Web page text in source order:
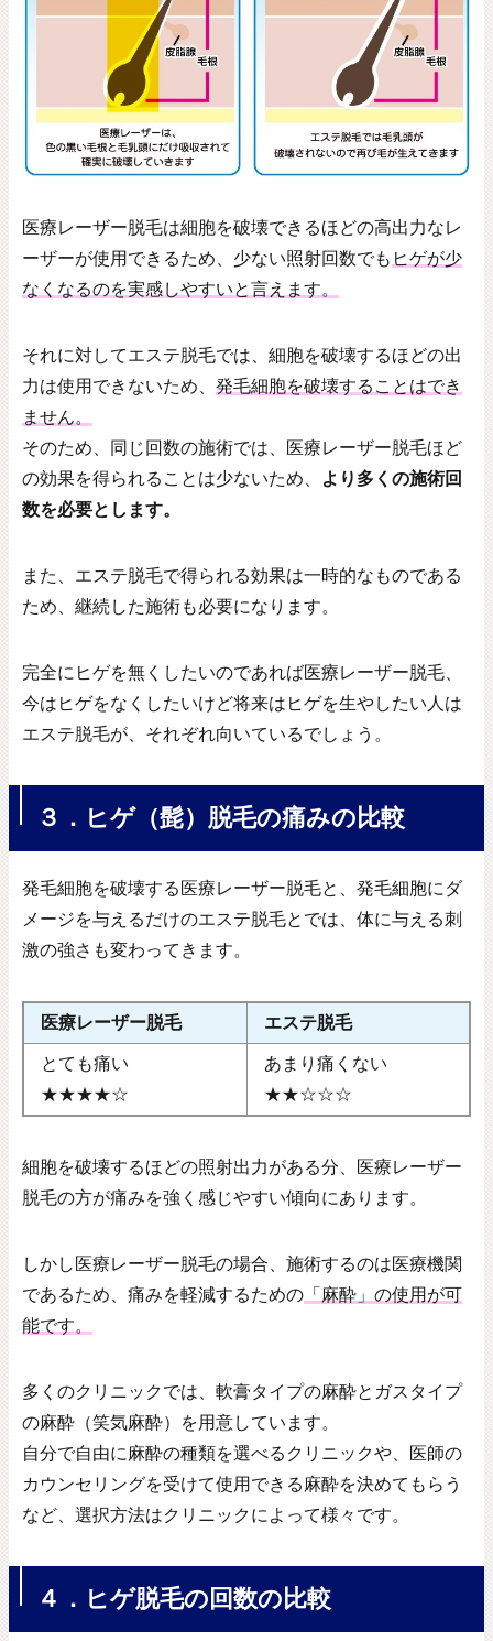
医療レーザー脱毛は細胞を破壊できるほどの高出力なレ
ーザーが使用できるため、少ない照射回数でも ヒゲが少
なくなるのを実感しやすいと言えます。
それに対してエステ脱毛では、細胞を破壊するほどの出
力は使用できないため、 発毛細胞を破壊することはでき
ません。
そのため、同じ回数の施術では、医療レーザー脱毛ほど
の効果を得られることは少ないため、
より多くの施術回
数を必要とします。
また、エステ脱毛で得られる効果は一時的なものである
ため、継続した施術も必要になります。
完全にヒゲを無くしたいのであれば医療レーザー脱毛、
今はヒゲをなくしたいけど将来はヒゲを生やしたい人は
エステ脱毛が、それぞれ向いているでしょう。
３．ヒゲ（髭）脱毛の痛みの比較
発毛細胞を破壊する医療レーザー脱毛と、発毛細胞にダ
メージを与えるだけのエステ脱毛とでは、体に与える刺
激の強さも変わってきます。
医療レーザー脱毛 エステ脱毛
とても痛い
★★★★☆
あまり痛くない
★★☆☆☆
細胞を破壊するほどの照射出力がある分、医療レーザー
脱毛の方が痛みを強く感じやすい傾向にあります。
しかし医療レーザー脱毛の場合、施術するのは医療機関
であるため、痛みを軽減するための 「麻酔」の使用が可
能です。
多くのクリニックでは、軟膏タイプの麻酔とガスタイプ
の麻酔（笑気麻酔）を用意しています。
自分で自由に麻酔の種類を選べるクリニックや、医師の
カウンセリングを受けて使用できる麻酔を決めてもらう
など、選択方法はクリニックによって様々です。
４．ヒゲ脱毛の回数の比較